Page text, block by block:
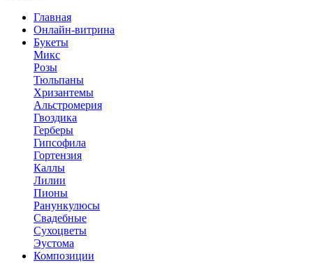
Главная
Онлайн-витрина
Букеты
Микс
Розы
Тюльпаны
Хризантемы
Альстромерия
Гвоздика
Герберы
Гипсофила
Гортензия
Каллы
Лилии
Пионы
Ранункулюсы
Свадебные
Сухоцветы
Эустома
Композиции